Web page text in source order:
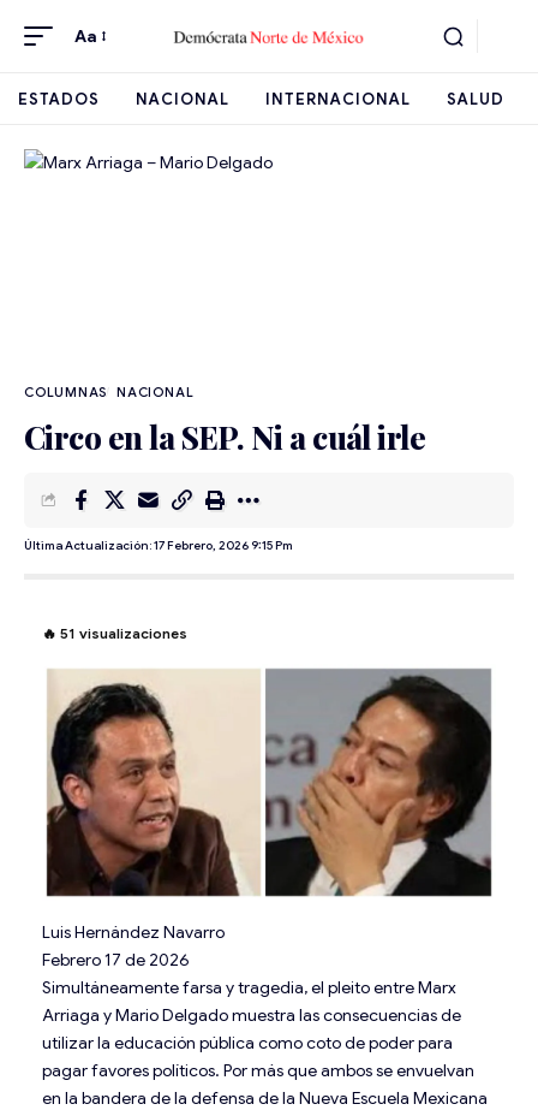
Aa
ESTADOS NACIONAL INTERNACIONAL SALUD
NACIONAL
Circo en la SEP. Ni a cuál irle
Última Actualización: 17 Febrero, 2026 9:15 Pm
🔥 51 visualizaciones
Luis Hernández Navarro
Febrero 17 de 2026
Simultáneamente farsa y tragedia, el pleito entre Marx
Arriaga y Mario Delgado muestra las consecuencias de
utilizar la educación pública como coto de poder para
pagar favores políticos. Por más que ambos se envuelvan
en la bandera de la defensa de la Nueva Escuela Mexicana